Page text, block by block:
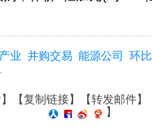
业 并购交易 能源公司
环比
】【复制链接】【转发邮件】
】